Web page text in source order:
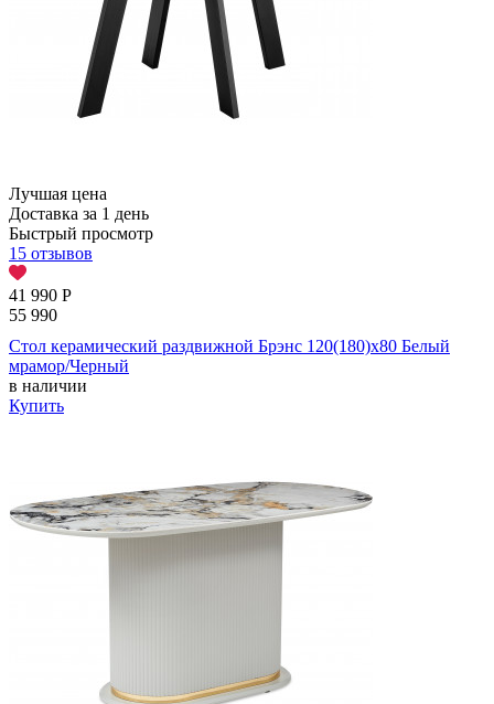
Лучшая цена
Доставка за 1 день
Быстрый просмотр
15 отзывов
41 990 Р
55 990
Стол керамический раздвижной Брэнс 120(180)х80 Белый
мрамор/Черный
в наличии
Купить